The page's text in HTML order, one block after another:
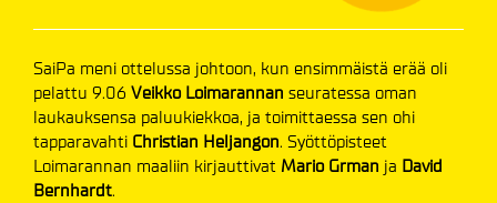
SaiPa meni ottelussa johtoon, kun ensimmäistä erää oli
pelattu 9.06 Veikko Loimarannan seuratessa oman
laukauksensa paluukiekkoa, ja toimittaessa sen ohi
tapparavahti Christian Heljangon. Syöttöpisteet
Loimarannan maaliin kirjauttivat Mario Grman ja David
Bernhardt.